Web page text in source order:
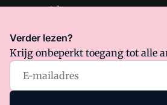
Adverteren
Management Support is
Algemene Voorwaarden
Verder lezen?
Krijg onbeperkt toegang tot alle